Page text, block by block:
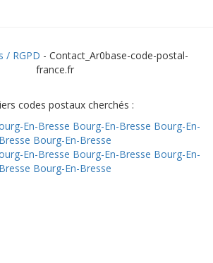
/ RGPD - Contact_Ar0base-code-postal-
france.fr
codes postaux cherchés :
En-Bresse Bourg-En-Bresse Bourg-En-
Bresse Bourg-En-Bresse
En-Bresse Bourg-En-Bresse Bourg-En-
Bresse Bourg-En-Bresse